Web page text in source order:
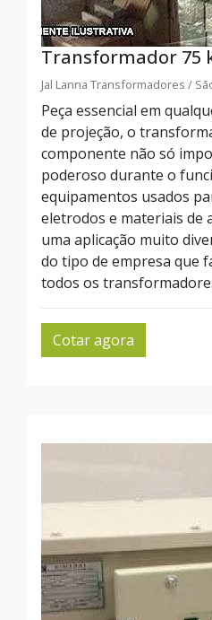
Transformador 75
Jal Lanna Transformadores /
Peça essencial em
de projeção, o
componente não só
poderoso durante o
equipamentos usados
eletrodos e materiais de
uma aplicação muito
do tipo de empresa que
todos os
Cotar agora